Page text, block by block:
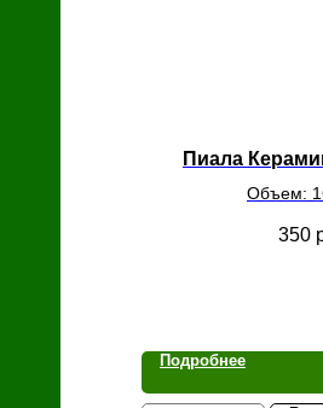
Пиала
Объем:
350
Подробнее